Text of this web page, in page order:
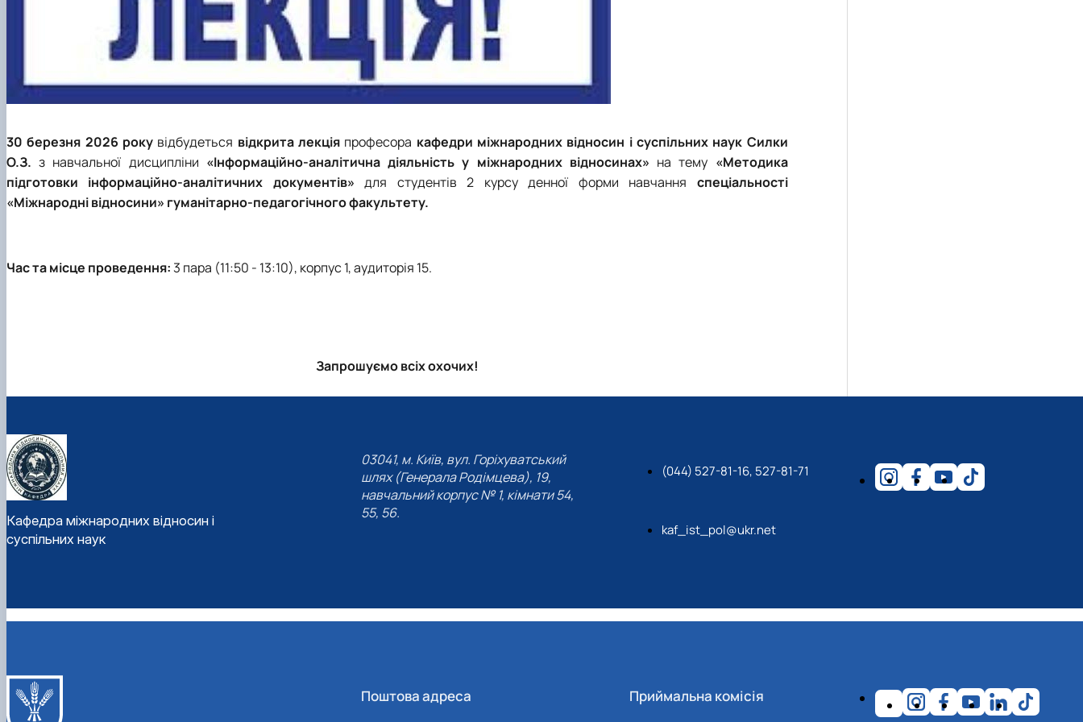
30 березня 2026 року відбудеться відкрита лекція професора кафедри міжнародних відносин і суспільних наук Силки
О.З. з навчальної дисципліни «Інформаційно-аналітична діяльність у міжнародних відносинах» на тему «Методика
підготовки інформаційно-аналітичних документів» для студентів 2 курсу денної форми навчання спеціальності
«Міжнародні відносини» гуманітарно-педагогічного факультету.
Час та місце проведення:3 пара (11:50 - 13:10), корпус 1, аудиторія 15.
Запрошуємо всіх охочих!
Кафедра міжнародних відносин і
суспільних наук
03041, м. Київ, вул. Горіхуватський
шлях (Генерала Родімцева), 19,
навчальний корпус № 1, кімнати 54,
55, 56.
(044) 527-81-16, 527-81-71
kaf_ist_pol@ukr.net
Поштова адреса Приймальна комісія